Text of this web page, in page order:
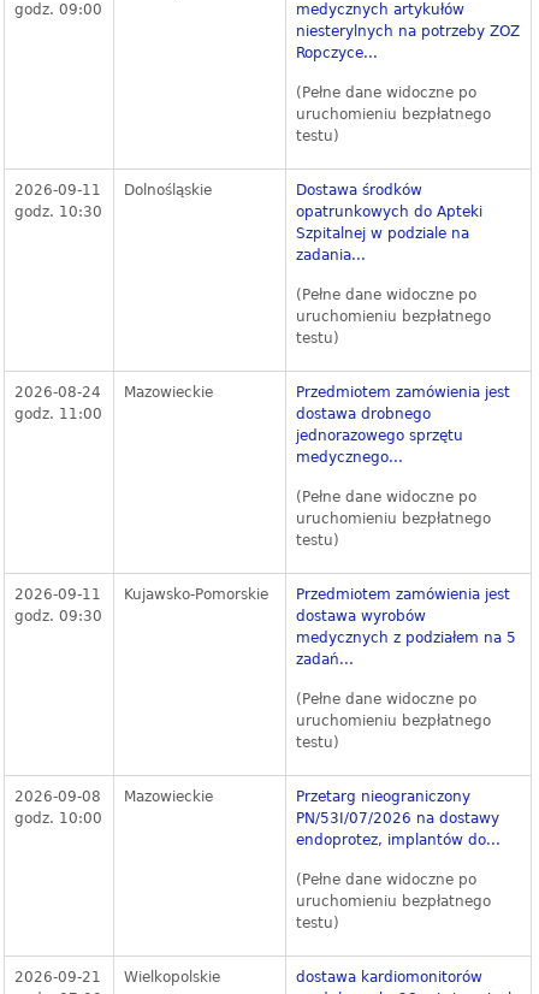
godz. 09:00
medycznych artykułów
niesterylnych na potrzeby ZOZ
Ropczyce...
(Pełne dane widoczne po
uruchomieniu bezpłatnego
testu)
2026-09-11
godz. 10:30
Dolnośląskie
Dostawa środków
opatrunkowych do Apteki
Szpitalnej w podziale na
zadania...
(Pełne dane widoczne po
uruchomieniu bezpłatnego
testu)
2026-08-24
godz. 11:00
Mazowieckie
Przedmiotem zamówienia jest
dostawa drobnego
jednorazowego sprzętu
medycznego...
(Pełne dane widoczne po
uruchomieniu bezpłatnego
testu)
2026-09-11
godz. 09:30
Kujawsko-Pomorskie
Przedmiotem zamówienia jest
dostawa wyrobów
medycznych z podziałem na 5
zadań...
(Pełne dane widoczne po
uruchomieniu bezpłatnego
testu)
2026-09-08
godz. 10:00
Mazowieckie
Przetarg nieograniczony
PN/53I/07/2026 na dostawy
endoprotez, implantów do...
(Pełne dane widoczne po
uruchomieniu bezpłatnego
testu)
2026-09-21
Wielkopolskie
dostawa kardiomonitorów